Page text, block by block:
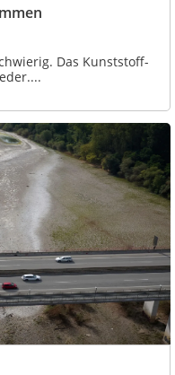
Das Kunststoff-